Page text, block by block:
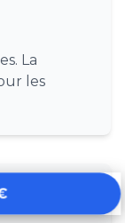
La
les